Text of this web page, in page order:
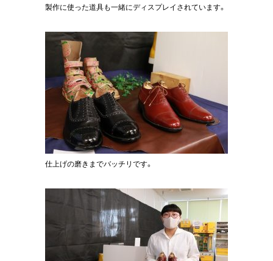
製作に使った道具も一緒にディスプレイされています。
仕上げの磨きまでバッチリです。